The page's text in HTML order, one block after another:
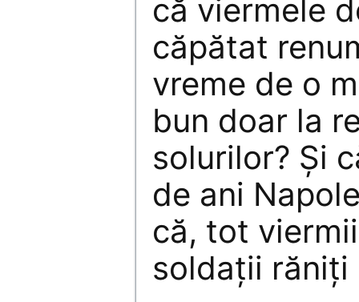
că viermele
căpătat
vreme de o
bun doar la
solurilor? Şi
de ani
că, tot
soldaţii răniţi